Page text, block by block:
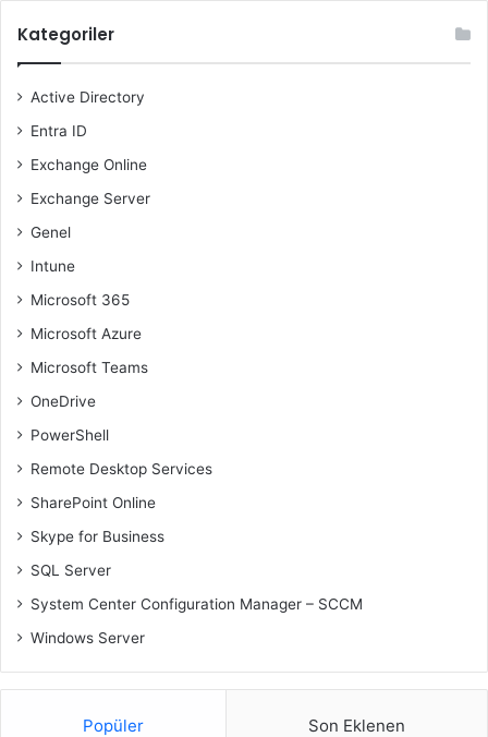
Kategoriler
Active Directory
Entra ID
Exchange Online
Exchange Server
Genel
Intune
Microsoft 365
Microsoft Azure
Microsoft Teams
OneDrive
PowerShell
Remote Desktop Services
SharePoint Online
Skype for Business
SQL Server
System Center Configuration Manager – SCCM
Windows Server
Popüler Son Eklenen